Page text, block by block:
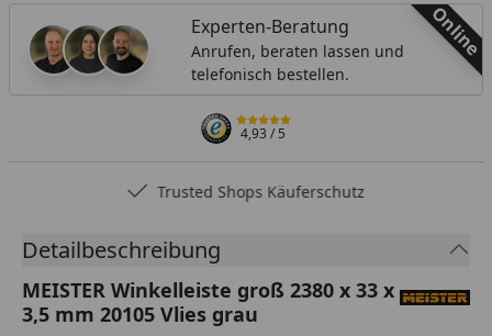
Online
Experten-Beratung
Anrufen, beraten lassen und
telefonisch bestellen.
4,93/ 5
Trusted Shops Käuferschutz
Detailbeschreibung
MEISTER Winkelleiste groß 2380 x 33 x
3,5 mm 20105 Vlies grau